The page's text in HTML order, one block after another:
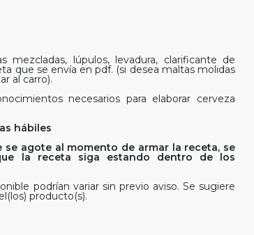
mezcladas, lúpulos, levadura, clarificante de
que se envía en pdf. (si desea maltas molidas
al carro).
necesarios para elaborar cerveza
hábiles
se agote al momento de armar la receta, se
la receta siga estando dentro de los
podrían variar sin previo aviso. Se sugiere
producto(s).